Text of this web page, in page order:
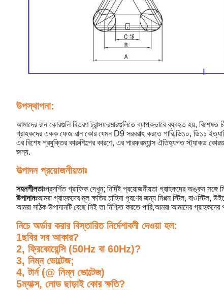
উপস্থাপনা:
আমাদের রান কোরগুলি বিতরণ ট্রান্সফরমারগুলিতে ব্যাপকভাবে ব্যবহৃত হয়,
গ্রাহকদের একক ফেজ রান কোর যেমন D9 সরবরাহ করতে পারি,ডি১০, ডি১১
এর বিশেষ প্রযুক্তির কারুশিল্পের কারণে, এর পারফরম্যান্স ঐতিহ্যগত স্ট্যাকড
জন্য.
উত্পাদন প্রয়োজনীয়তাঃ
সহনশীলতাঃপ্রদর্শিত গ্রাফিক দেখুন; নির্দিষ্ট প্রয়োজনীয়তা গ্রাহকদের অঙ্কন সঙ্গে
উপাদানঃআমরা গ্রাহকদের মূল ক্ষতির চাহিদা পূরণের জন্য নিপ্পন স্টিল, বাওস্টিল,
আমরা সঠিক উপাদানটি বেছে নিই তা নিশ্চিত করতে পারি,আমরা আমাদের
নিচে অর্ডার করার বিস্তারিত নির্দেশাবলী দেওয়া হল:
1ছবির সব আকার?
2, ফ্রিকোয়েন্সি (50Hz বা 60Hz)?
3, নিম্ন ভোল্টেজ;
4, টার্ন (@ নিম্ন ভোল্টেজ)
5ম্যাক্স, লোড ছাড়াই কোর ক্ষতি?